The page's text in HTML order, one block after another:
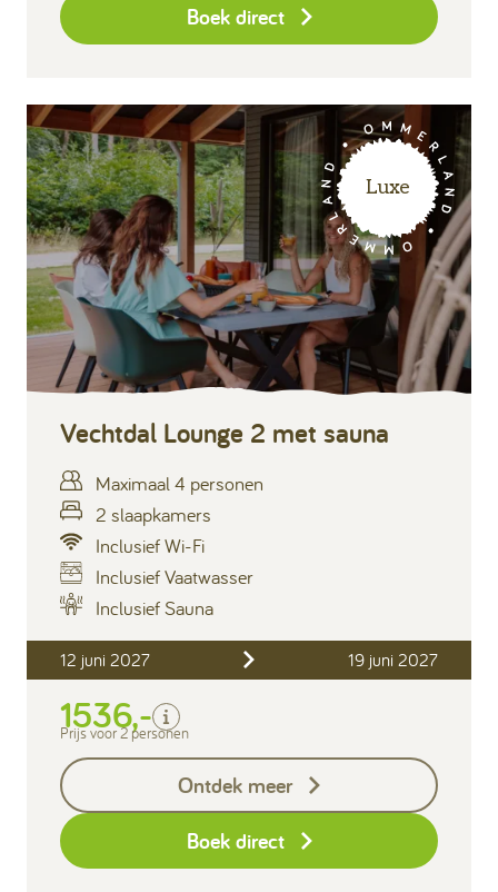
Boek direct
Luxe
Vechtdal Lounge 2 met sauna
Maximaal 4 personen
2 slaapkamers
Inclusief Wi-Fi
Inclusief Vaatwasser
Inclusief Sauna
12 juni 2027 19 juni 2027
1536,-
per persoon (2 handdoeken en
1 badlaken)
Eindschoonmaak
Prijs voor 2 personen
Ontdek meer
Boek direct